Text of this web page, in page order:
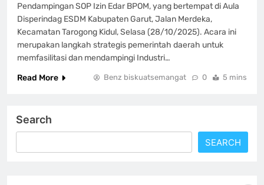
Pendampingan SOP Izin Edar BPOM, yang bertempat di Aula
Disperindag ESDM Kabupaten Garut, Jalan Merdeka,
Kecamatan Tarogong Kidul, Selasa (28/10/2025). Acara ini
merupakan langkah strategis pemerintah daerah untuk
memfasilitasi dan mendampingi Industri…
Read More
Benz biskuatsemangat 0 5 mins
Search
SEARCH